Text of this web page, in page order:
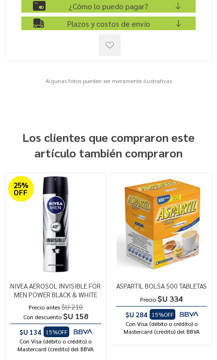
¿Cómo lo puedo pagar?
Plazos y costos de envío
Algunas fotos pueden ser meramente ilustrativas
Los clientes que compraron este
artículo también compraron
25%
OFF
NIVEA AEROSOL INVISIBLE FOR
MEN POWER BLACK & WHITE
Precio antes$U 210
Con descuento $U 158
$U 134
15%OFF
Con Visa (débito o crédito) o
Mastercard (credito) del BBVA
ASPARTIL BOLSA 500 TABLETAS
Precio $U 334
$U 284
15%OFF
Con Visa (débito o crédito) o
Mastercard (credito) del BBVA